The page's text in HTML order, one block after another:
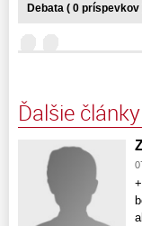
Debata ( 0 príspevkov
Ďalšie